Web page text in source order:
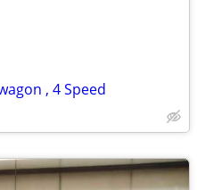
, 4 Speed